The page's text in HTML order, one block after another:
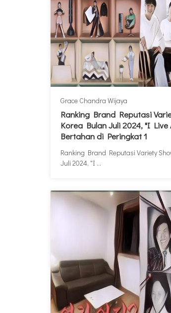
Grace Chandra Wijaya
Ranking Brand Reputasi
Korea Bulan Juli 2024, "I Live
Bertahan di Peringkat 1
Ranking Brand Reputasi Variety
Juli 2024, "I ...